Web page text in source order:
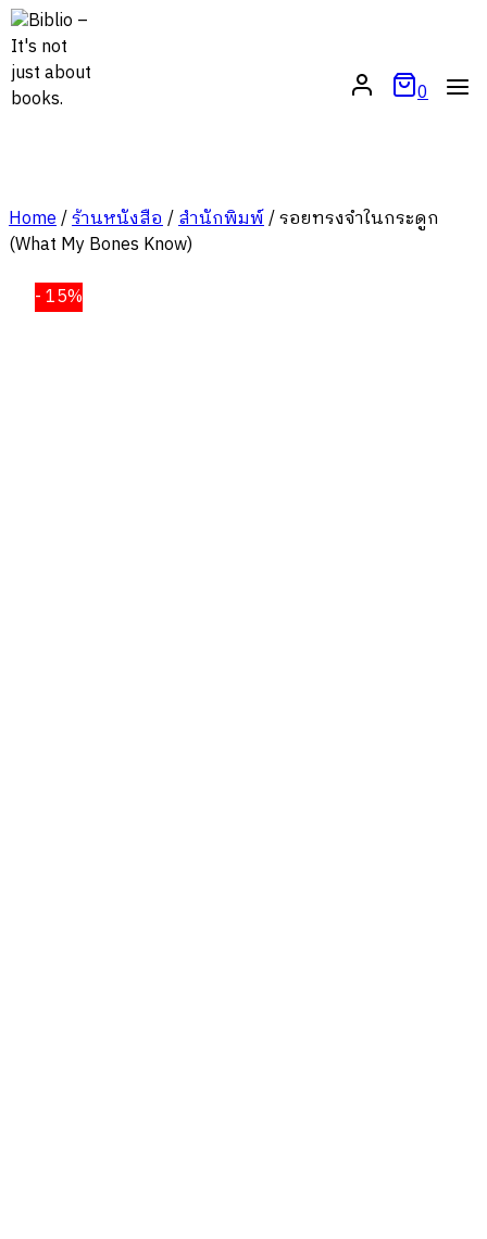
Skip
to
content
0
Home/ร้านหนังสือ/สำนักพิมพ์/รอยทรงจำในกระดูก
(What My Bones Know)
- 15%